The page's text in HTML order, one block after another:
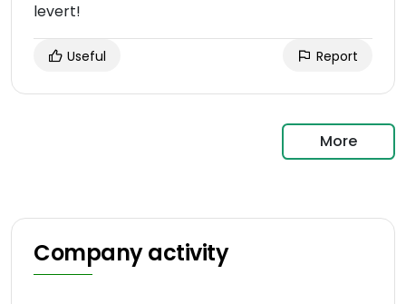
levert!
Useful Report
More
Company activity